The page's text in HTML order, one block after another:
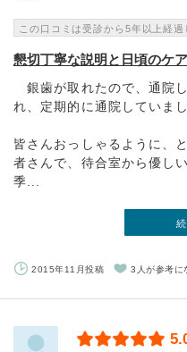
この口コミは受診から5年以上経過
懇切丁寧な説明と日頃のケ
銀歯が取れたので、通院
れ、定期的に通院していまし
皆さんおっしゃるように、
者さんで、待合室から優し
季...
2015年11月投稿 3人が参考に